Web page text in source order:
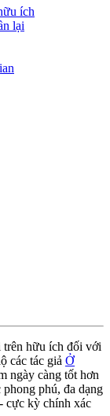
ích
lại
trên hữu ích đối với
các tác giả Ở
ngày càng tốt hơn
phú, đa dạng
cực kỳ chính xác